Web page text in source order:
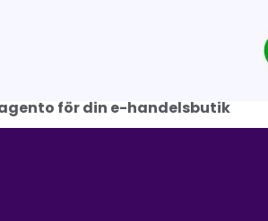
för din e-handelsbutik